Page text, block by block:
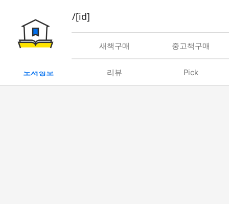
book/rent/[id]
대여 새책구매 중고책구매
도서정보 리뷰 Pick